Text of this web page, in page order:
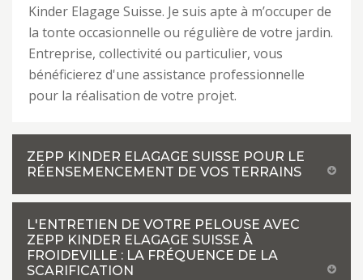
Kinder Elagage Suisse. Je suis apte à m’occuper de
la tonte occasionnelle ou régulière de votre jardin.
Entreprise, collectivité ou particulier, vous
bénéficierez d'une assistance professionnelle
pour la réalisation de votre projet.
ZEPP KINDER ELAGAGE SUISSE POUR LE
RÉENSEMENCEMENT DE VOS TERRAINS
L'ENTRETIEN DE VOTRE PELOUSE AVEC
ZEPP KINDER ELAGAGE SUISSE À
FROIDEVILLE : LA FRÉQUENCE DE LA
SCARIFICATION